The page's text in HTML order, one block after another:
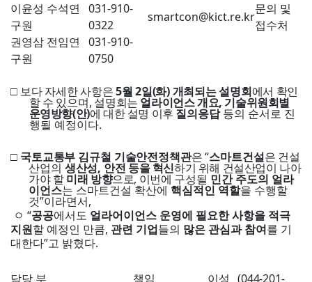
이윤성 수석연
구원
031-910-
0322
smartcon@kict.re.kr
문의 및
접수처
권영삼 전임연
구원
031-910-
0750
□ 보다 자세한 사항은5월2일(화)개최되는 설명회에서 확인
할 수 있으며, 설명회는 얼라이언스 개요, 기술위원회별
운영방향(안)에 대한 설명 이후 질의응답 등의 순서로 진
행될 예정이다.
□ 국토교통부 김규철 기술안전정책관은“스마트건설은 건설
산업의 생산성, 안전 등을 혁신하기 위해 건설산업이 나아
가야 할미래 방향으로, 이번에 구성될민간 주도의 얼라
이언스는 스마트건설 확산에핵심적인 역할을 수행할
것”이라면서,
ㅇ “공공에서도 얼라어이언스 운영에 필요한 사항을 적극
지원할 예정인 만큼, 관련 기업들의 많은 관심과 참여를 기
대한다”고 밝혔다.
담당 부
책임
이성 (044-201-